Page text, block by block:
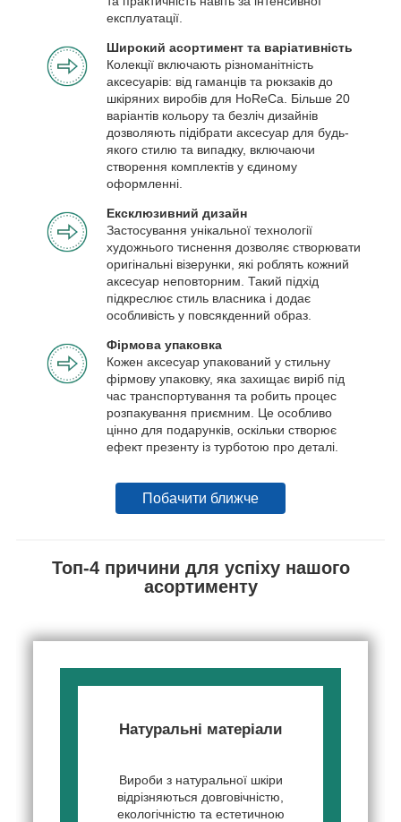
експлуатації.
Широкий асортимент та варіативність
Колекції включають різноманітність
аксесуарів: від гаманців та рюкзаків до
шкіряних виробів для HoReCa. Більше 20
варіантів кольору та безліч дизайнів
дозволяють підібрати аксесуар для будь-
якого стилю та випадку, включаючи
створення комплектів у єдиному
оформленні.
Ексклюзивний дизайн
Застосування унікальної технології
художнього тиснення дозволяє створювати
оригінальні візерунки, які роблять кожний
аксесуар неповторним. Такий підхід
підкреслює стиль власника і додає
особливість у повсякденний образ.
Фірмова упаковка
Кожен аксесуар упакований у стильну
фірмову упаковку, яка захищає виріб під
час транспортування та робить процес
розпакування приємним. Це особливо
цінно для подарунків, оскільки створює
ефект презенту із турботою про деталі.
Побачити ближче
Топ-4 причини для успіху нашого
асортименту
Натуральні матеріали
Вироби з натуральної шкіри
відрізняються довговічністю,
екологічністю та естетичною